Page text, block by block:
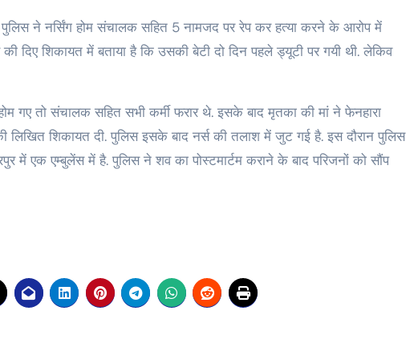
ने नर्सिंग होम संचालक सहित 5 नामजद पर रेप कर हत्या करने के आरोप में
दिए शिकायत में बताया है कि उसकी बेटी दो दिन पहले ड्यूटी पर गयी थी. लेकिव
गए तो संचालक सहित सभी कर्मी फरार थे. इसके बाद मृतका की मां ने फेनहारा
लिखित शिकायत दी. पुलिस इसके बाद नर्स की तलाश में जुट गई है. इस दौरान पुलिस
में एक एम्बुलेंस में है. पुलिस ने शव का पोस्टमार्टम कराने के बाद परिजनों को सौंप